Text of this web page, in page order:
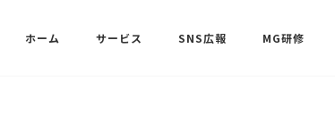
ホーム サービス SNS広報 MG研修